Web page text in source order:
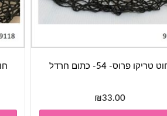
טריקו פרוס- 54- כתום חרדל
₪33.00